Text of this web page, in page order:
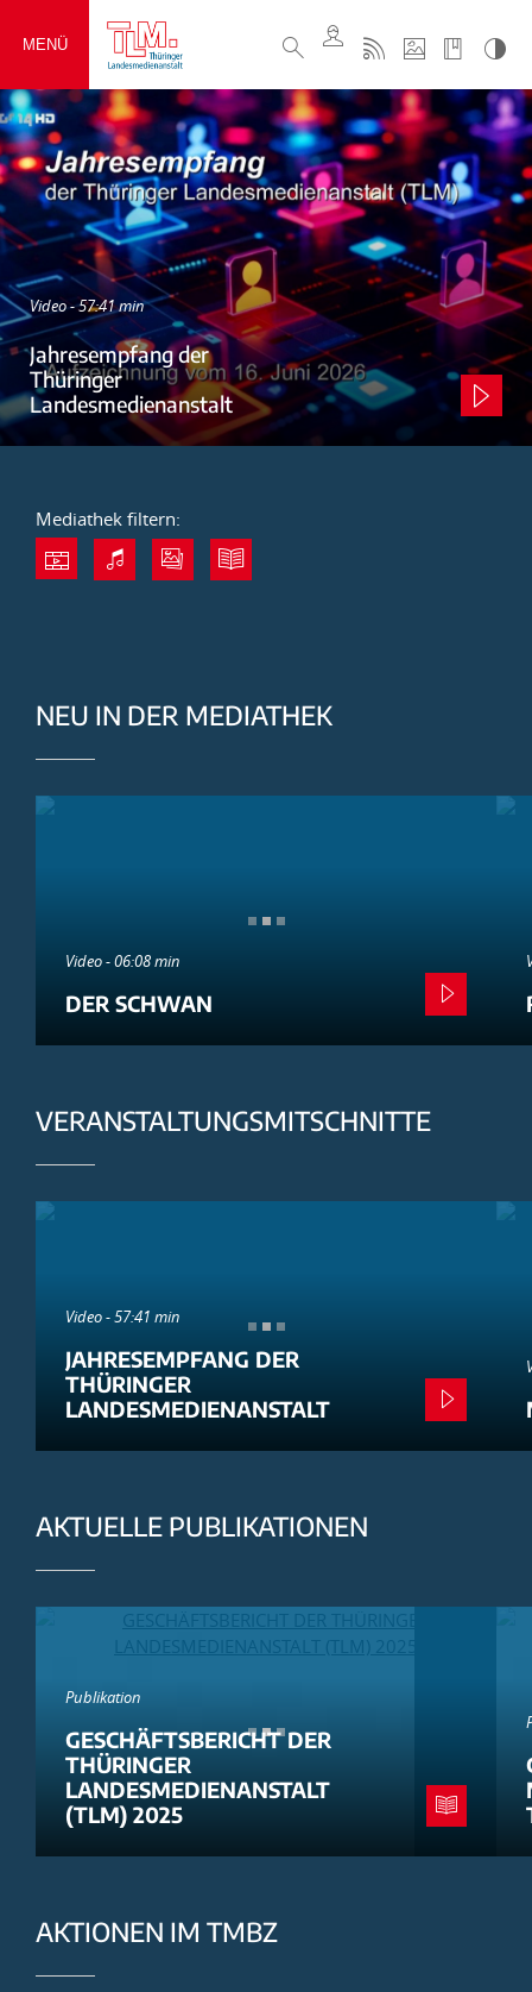
MENÜ
Video - 57:41 min
Jahresempfang der
Thüringer
Landesmedienanstalt
Mediathek filtern:
NEU IN DER MEDIATHEK
Video - 06:08 min
DER SCHWAN
VERANSTALTUNGSMITSCHNITTE
Video - 57:41 min
JAHRESEMPFANG DER
THÜRINGER
LANDESMEDIENANSTALT
AKTUELLE PUBLIKATIONEN
Publikation
GESCHÄFTSBERICHT DER
THÜRINGER
LANDESMEDIENANSTALT
(TLM) 2025
AKTIONEN IM TMBZ